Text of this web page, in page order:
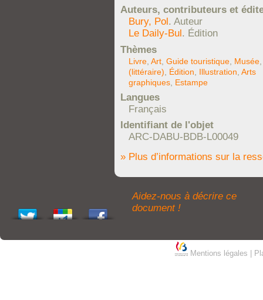
Auteurs, contributeurs et
Bury, Pol . Auteur
Le Daily-Bul . Édition
Thèmes
Livre Art Guide touristique Musée
(littéraire)
Édition Illustration Arts
graphiques Estampe
Langues
Français
Identifiant de l'objet
ARC-DABU-BDB-L00049
» Plus d’informations sur la
Aidez-nous à décrire ce
document !
Mentions légales